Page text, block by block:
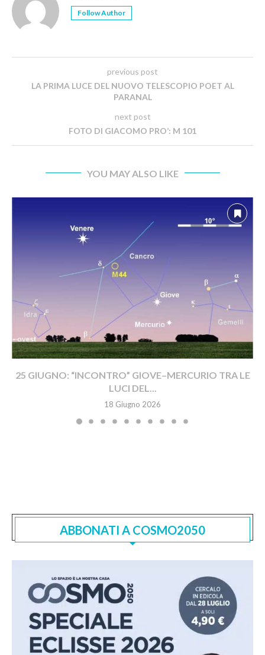
Follow Author
previous post
LA PRIMA LUCE DEL NUOVO TELESCOPIO POET AL
PARANAL
next post
FOTO DI GIACOMO PRO’: M 101
YOU MAY ALSO LIKE
25 GIUGNO: “INCONTRO” GIOVE–MERCURIO TRA LE
LUCI DEL...
18 Giugno 2026
ABBONATI A COSMO2050